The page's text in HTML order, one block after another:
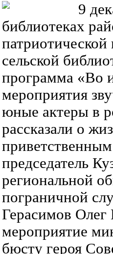
9
библиотеках
сельской
программа «Во
мероприятия
юные актеры в
рассказали о
председатель
региональной
пограничной
Герасимов
мероприятие
бюсту героя